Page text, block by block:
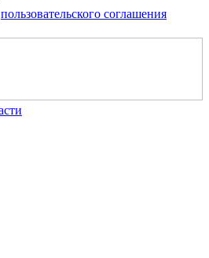
пользовательского соглашения